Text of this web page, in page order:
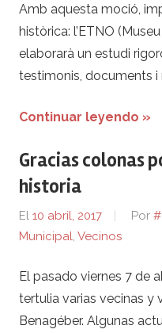
Amb aquesta moció,
històrica: l’ETNO
elaborarà un estudi
testimonis, documents i
Continuar leyendo »
Gracias colonas
historia
El 10 abril, 2017 Por
Municipal, Vecinos
El pasado viernes 7 de
tertulia varias vecinas y
Benagéber. Algunas